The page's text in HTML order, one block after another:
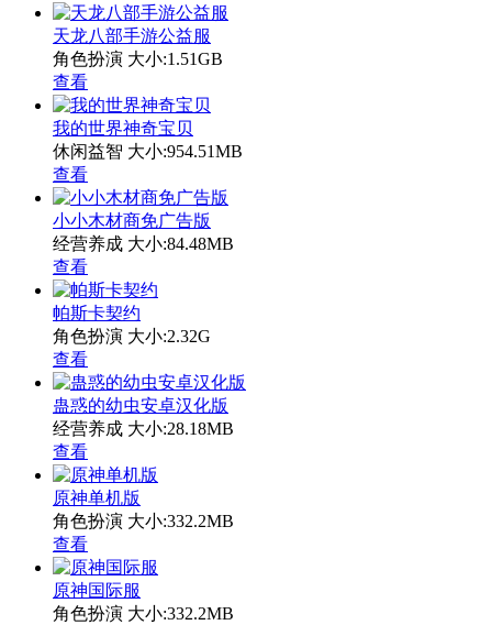
天龙八部手游公益服
角色扮演 大小:1.51GB
查看
我的世界神奇宝贝
休闲益智 大小:954.51MB
查看
小小木材商免广告版
经营养成 大小:84.48MB
查看
帕斯卡契约
角色扮演 大小:2.32G
查看
蛊惑的幼虫安卓汉化版
经营养成 大小:28.18MB
查看
原神单机版
角色扮演 大小:332.2MB
查看
原神国际服
角色扮演 大小:332.2MB